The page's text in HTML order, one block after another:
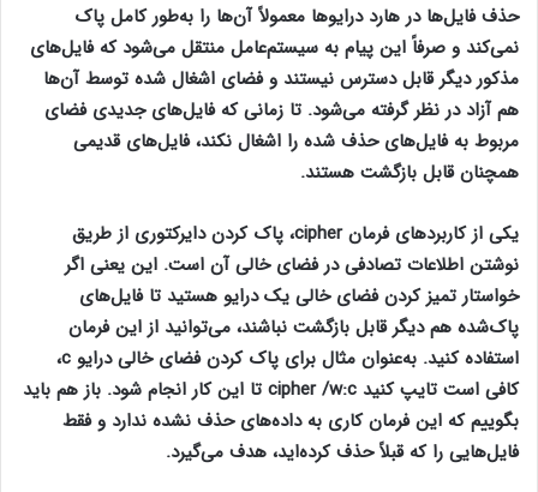
حذف فایل‌ها در هارد درایوها معمولاً آن‌ها را به‌طور کامل پاک
نمی‌کند و صرفاً این پیام به سیستم‌عامل منتقل می‌شود که فایل‌های
مذکور دیگر قابل دسترس نیستند و فضای اشغال شده توسط آن‌ها
هم آزاد در نظر گرفته می‌شود. تا زمانی که فایل‌های جدیدی فضای
مربوط به فایل‌های حذف شده را اشغال نکند، فایل‌های قدیمی
همچنان قابل بازگشت هستند.
یکی از کاربردهای فرمان cipher، پاک کردن دایرکتوری از طریق
نوشتن اطلاعات تصادفی در فضای خالی آن است. این یعنی اگر
خواستار تمیز کردن فضای خالی یک درایو هستید تا فایل‌های
پاک‌شده هم دیگر قابل بازگشت نباشند، می‌توانید از این فرمان
استفاده کنید. به‌عنوان مثال برای پاک کردن فضای خالی درایو c،
کافی است تایپ کنید cipher /w:c تا این کار انجام شود. باز هم باید
بگوییم که این فرمان کاری به داده‌های حذف نشده ندارد و فقط
فایل‌هایی را که قبلاً حذف کرده‌اید، هدف می‌گیرد.